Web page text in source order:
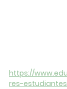
https://
res-